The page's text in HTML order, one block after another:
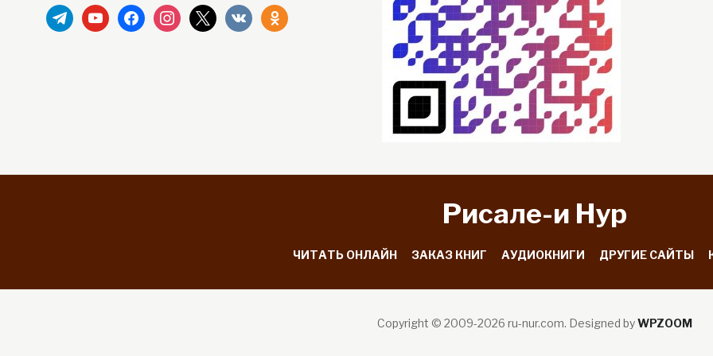
telegramyoutubefacebookinstagram
x vkontakteodnoklassniki
Рисале-и Hyp
ЧИТАТЬ ОНЛАЙН ЗАКАЗ КНИГ АУДИОКНИГИ ДРУГИЕ САЙТЫ
Copyright © 2009-2026 ru-nur.com. Designed byWPZOOM